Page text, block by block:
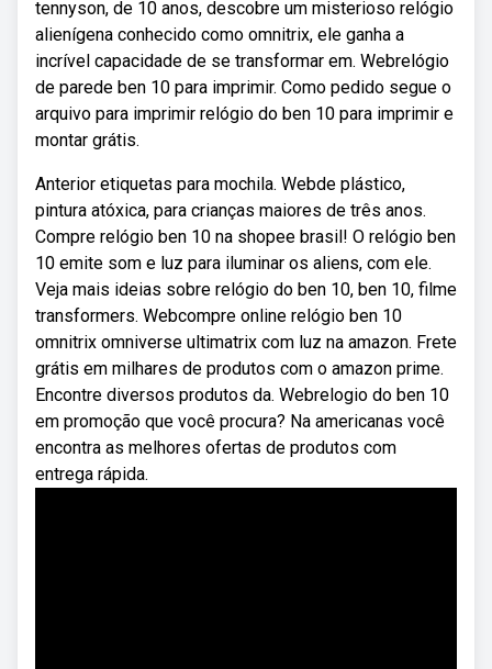
tennyson, de 10 anos, descobre um misterioso relógio
alienígena conhecido como omnitrix, ele ganha a
incrível capacidade de se transformar em. Webrelógio
de parede ben 10 para imprimir. Como pedido segue o
arquivo para imprimir relógio do ben 10 para imprimir e
montar grátis.
Anterior etiquetas para mochila. Webde plástico,
pintura atóxica, para crianças maiores de três anos.
Compre relógio ben 10 na shopee brasil! O relógio ben
10 emite som e luz para iluminar os aliens, com ele.
Veja mais ideias sobre relógio do ben 10, ben 10, filme
transformers. Webcompre online relógio ben 10
omnitrix omniverse ultimatrix com luz na amazon. Frete
grátis em milhares de produtos com o amazon prime.
Encontre diversos produtos da. Webrelogio do ben 10
em promoção que você procura? Na americanas você
encontra as melhores ofertas de produtos com
entrega rápida.